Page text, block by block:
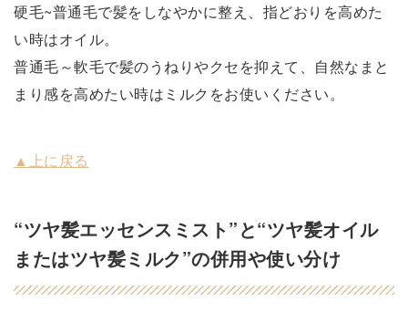
硬毛~普通毛で髪をしなやかに整え、指どおりを高めた
い時はオイル。
普通毛～軟毛で髪のうねりやクセを抑えて、自然なまと
まり感を高めたい時はミルクをお使いください。
▲上に戻る
“ツヤ髪エッセンスミスト”と“ツヤ髪オイル
またはツヤ髪ミルク”の併用や使い分け